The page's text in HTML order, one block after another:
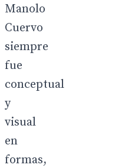
Manolo
Cuervo
siempre
fue
conceptual
y
visual
en
formas,